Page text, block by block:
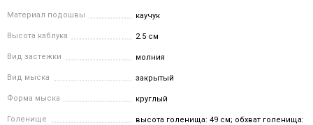
Материал подошвы каучук
Высота каблука 2.5 см
Вид застежки молния
Вид мыска закрытый
Форма мыска круглый
Голенище
высота голенища: 49 см; обхват голенища: